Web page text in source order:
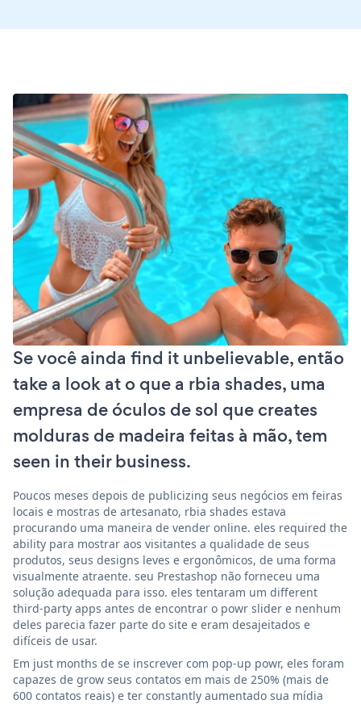
Se você ainda find it unbelievable, então
take a look at o que a rbia shades, uma
empresa de óculos de sol que creates
molduras de madeira feitas à mão, tem
seen in their business.
Poucos meses depois de publicizing seus negócios em feiras
locais e mostras de artesanato, rbia shades estava
procurando uma maneira de vender online. eles required the
ability para mostrar aos visitantes a qualidade de seus
produtos, seus designs leves e ergonômicos, de uma forma
visualmente atraente. seu Prestashop não forneceu uma
solução adequada para isso. eles tentaram um different
third-party apps antes de encontrar o powr slider e nenhum
deles parecia fazer parte do site e eram desajeitados e
difíceis de usar.
Em just months de se inscrever com pop-up powr, eles foram
capazes de grow seus contatos em mais de 250% (mais de
600 contatos reais) e ter constantly aumentado sua mídia